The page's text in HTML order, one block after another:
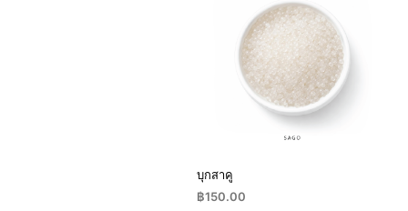
บุกสาคู
฿150.00